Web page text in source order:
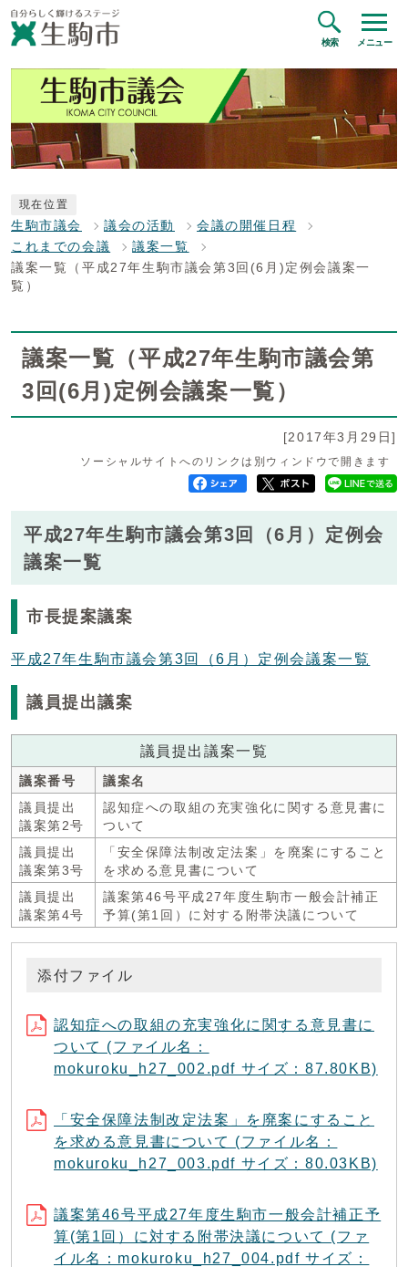
検索 メニュー
現在位置
生駒市議会 議会の活動
会議の開催日程
これまでの会議
議案一覧
議案一覧（平成27年生駒市議会第3回(6月)定例会議案一
覧）
議案一覧（平成27年生駒市議会第
3回(6月)定例会議案一覧）
[2017年3月29日]
ソーシャルサイトへのリンクは別ウィンドウで開きます
平成27年生駒市議会第3回（6月）定例会
議案一覧
市長提案議案
平成27年生駒市議会第3回（6月）定例会議案一覧
議員提出議案
議員提出議案一覧
議案番号
議案名
議員提出
議案第2号
認知症への取組の充実強化に関する意見書に
ついて
議員提出
議案第3号
「安全保障法制改定法案」を廃案にすること
を求める意見書について
議員提出
議案第4号
議案第46号平成27年度生駒市一般会計補正
予算(第1回）に対する附帯決議について
添付ファイル
認知症への取組の充実強化に関する意見書に
ついて (ファイル名：
mokuroku_h27_002.pdf サイズ：87.80KB)
「安全保障法制改定法案」を廃案にすること
を求める意見書について (ファイル名：
mokuroku_h27_003.pdf サイズ：80.03KB)
議案第46号平成27年度生駒市一般会計補正予
算(第1回）に対する附帯決議について (ファ
イル名：mokuroku_h27_004.pdf サイズ：